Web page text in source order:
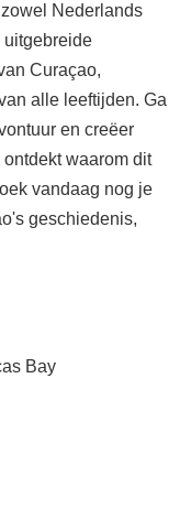
Nederlands
uitgebreide
Curaçao,
alle leeftijden. Ga
en creëer
waarom dit
vandaag nog je
geschiedenis,
Bay